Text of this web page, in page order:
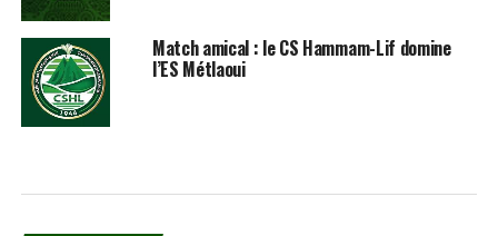
Match amical : le CS Hammam-Lif domine
l’ES Métlaoui